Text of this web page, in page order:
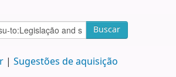
Buscar
Sugestões de aquisição